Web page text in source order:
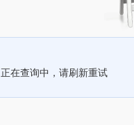
正在查询中，请刷新重试